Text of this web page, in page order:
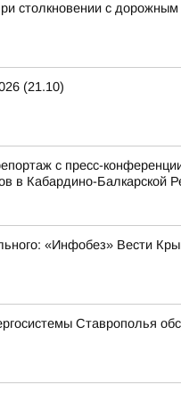
столкновении с
(21.10)
с пресс-
в Кабардино-Балкарской
«Инфобез» Вести
Ставрополья